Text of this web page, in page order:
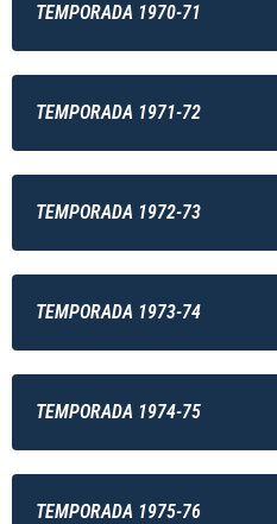
TEMPORADA 1970-71
TEMPORADA 1971-72
TEMPORADA 1972-73
TEMPORADA 1973-74
TEMPORADA 1974-75
TEMPORADA 1975-76